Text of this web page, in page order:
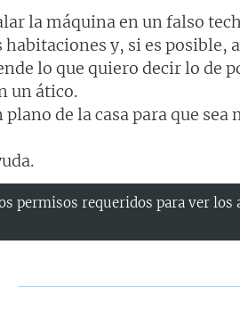
la máquina en un falso
habitaciones y, si es posible,
lo que quiero decir lo de
un ático.
de la casa para que sea
permisos requeridos para ver los